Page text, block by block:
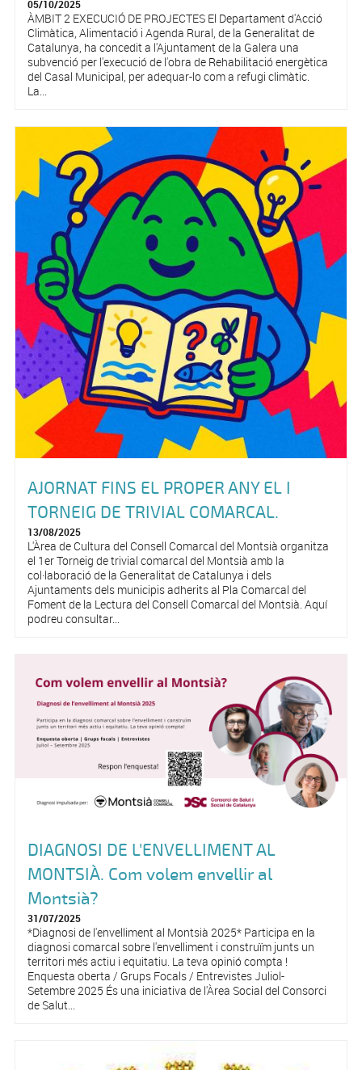
05/10/2025
ÀMBIT 2 EXECUCIÓ DE PROJECTES El Departament d'Acció
Climàtica, Alimentació i Agenda Rural, de la Generalitat de
Catalunya, ha concedit a l'Ajuntament de la Galera una
subvenció per l'execució de l'obra de Rehabilitació energètica
del Casal Municipal, per adequar-lo com a refugi climàtic.
La...
AJORNAT FINS EL PROPER ANY EL I
TORNEIG DE TRIVIAL COMARCAL.
13/08/2025
L'Àrea de Cultura del Consell Comarcal del Montsià organitza
el 1er Torneig de trivial comarcal del Montsià amb la
col·laboració de la Generalitat de Catalunya i dels
Ajuntaments dels municipis adherits al Pla Comarcal del
Foment de la Lectura del Consell Comarcal del Montsià. Aquí
podreu consultar...
DIAGNOSI DE L'ENVELLIMENT AL
MONTSIÀ. Com volem envellir al
Montsià?
31/07/2025
*Diagnosi de l'envelliment al Montsià 2025* Participa en la
diagnosi comarcal sobre l'envelliment i construïm junts un
territori més actiu i equitatiu. La teva opinió compta !
Enquesta oberta / Grups Focals / Entrevistes Juliol-
Setembre 2025 És una iniciativa de l'Àrea Social del Consorci
de Salut...